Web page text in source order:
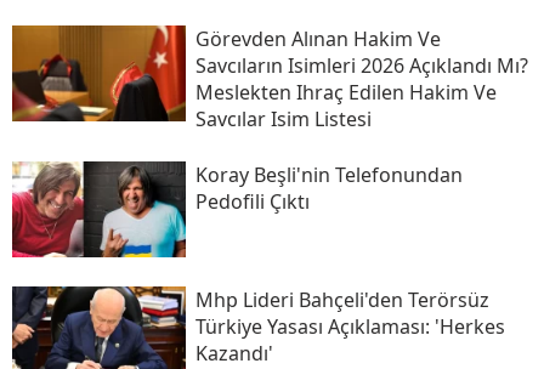
Görevden Alınan Hakim Ve
Savcıların Isimleri 2026 Açıklandı Mı?
Meslekten Ihraç Edilen Hakim Ve
Savcılar Isim Listesi
Koray Beşli'nin Telefonundan
Pedofili Çıktı
Mhp Lideri Bahçeli'den Terörsüz
Türkiye Yasası Açıklaması: 'herkes
Kazandı'